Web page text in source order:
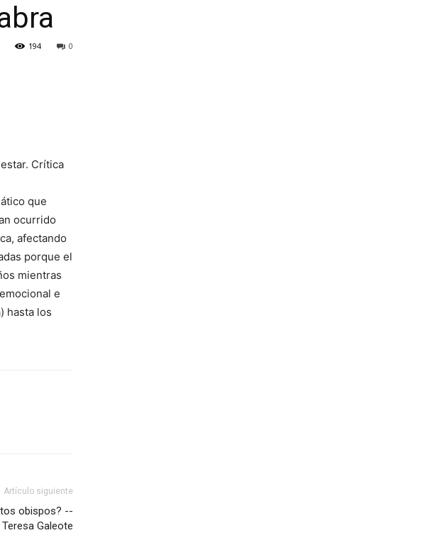
0
194
Crítica
que
ocurrido
afectando
porque el
mientras
e
hasta los
Artículo siguiente
obispos? --
Teresa Galeote